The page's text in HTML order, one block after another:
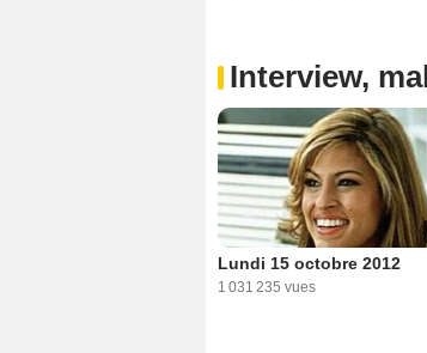
Interview,
Lundi 15 octobre 2012
1 031 235 vues